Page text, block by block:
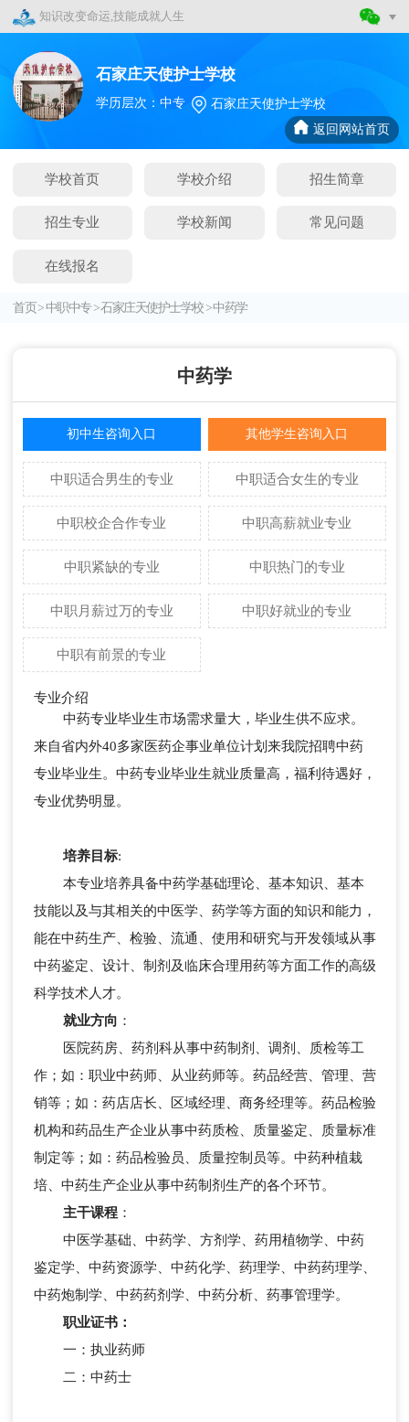
知识改变命运,技能成就人生
石家庄天使护士学校
石家庄天使护士学校
学历层次：中专
返回网站首页
学校首页 学校介绍 招生简章
招生专业 学校新闻 常见问题
在线报名
首页 >中职中专 >石家庄天使护士学校 >中药学
中药学
初中生咨询入口 其他学生咨询入口
中职适合男生的专业 中职适合女生的专业
中职校企合作专业 中职高薪就业专业
中职紧缺的专业 中职热门的专业
中职月薪过万的专业 中职好就业的专业
中职有前景的专业
专业介绍
中药专业毕业生市场需求量大，毕业生供不应求。
来自省内外40多家医药企事业单位计划来我院招聘中药
专业毕业生。中药专业毕业生就业质量高，福利待遇好，
专业优势明显。
培养目标:
本专业培养具备中药学基础理论、基本知识、基本
技能以及与其相关的中医学、药学等方面的知识和能力，
能在中药生产、检验、流通、使用和研究与开发领域从事
中药鉴定、设计、制剂及临床合理用药等方面工作的高级
科学技术人才。
就业方向 ：
医院药房、药剂科从事中药制剂、调剂、质检等工
作；如：职业中药师、从业药师等。药品经营、管理、营
销等；如：药店店长、区域经理、商务经理等。药品检验
机构和药品生产企业从事中药质检、质量鉴定、质量标准
制定等；如：药品检验员、质量控制员等。中药种植栽
培、中药生产企业从事中药制剂生产的各个环节。
主干课程：
中医学基础、中药学、方剂学、药用植物学、中药
鉴定学、中药资源学、中药化学、药理学、中药药理学、
中药炮制学、中药药剂学、中药分析、药事管理学。
职业证书：
一：执业药师
二：中药士